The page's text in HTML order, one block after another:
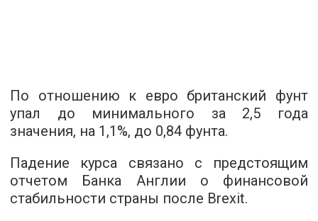
По отношению к евро британский фунт
упал до минимального за 2,5 года
значения, на 1,1%, до 0,84 фунта.
Падение курса связано с предстоящим
отчетом Банка Англии о финансовой
стабильности страны после Brexit.